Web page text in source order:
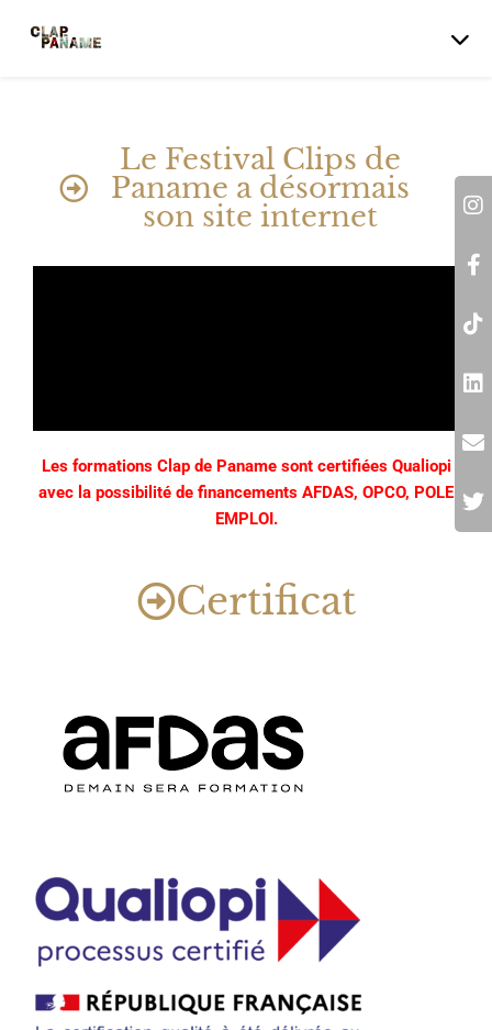
Le Festival Clips de
Paname a désormais
son site internet
Les formations Clap de Paname sont certifiées Qualiopi
avec la possibilité de financements AFDAS, OPCO, POLE
EMPLOI.
Certificat